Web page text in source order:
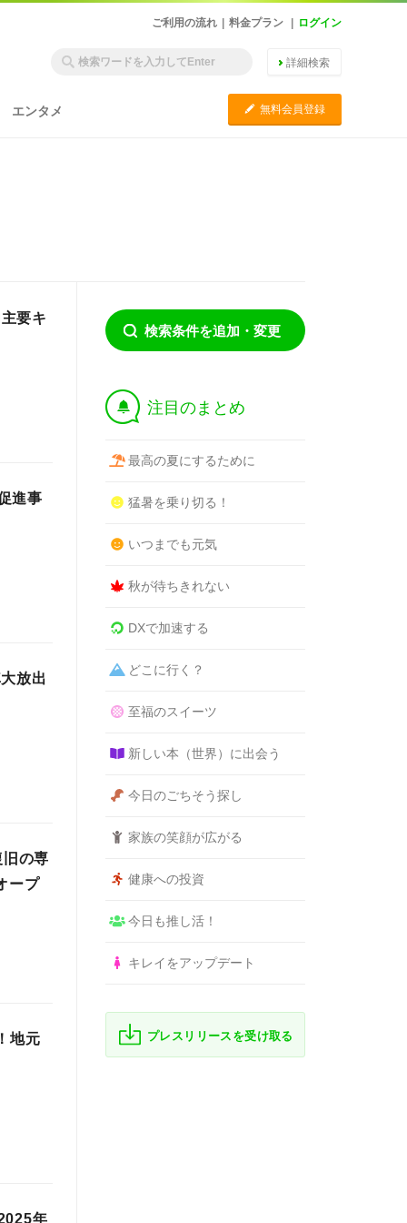
ご利用の流れ 料金プラン ログイン
詳細検索
エンタメ C 無料会員登録
要キ
進事
放出
の専
ープ
地元
年
検索条件を追加・変更
† 注目のまとめ
最高の夏にするために
猛暑を乗り切る！
いつまでも元気
秋が待ちきれない
DXで加速する
どこに行く？
至福のスイーツ
新しい本（世界）に出会う
今日のごちそう探し
家族の笑顔が広がる
健康への投資
今日も推し活！
キレイをアップデート
プレスリリースを受け取る